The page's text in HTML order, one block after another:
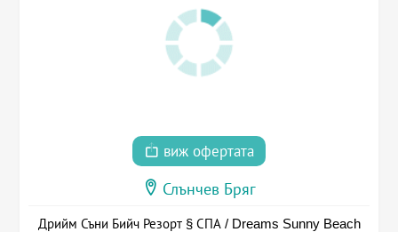
виж офертата
Слънчев Бряг
Дрийм Съни Бийч Резорт § СПА / Dreams Sunny Beach